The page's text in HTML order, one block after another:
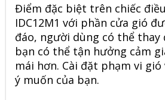
Điểm đặc biệt trên chiếc
IDC12M1 với phần cửa gió
đáo, người dùng có thể thay
bạn có thể tận hưởng cảm
mái hơn. Cài đặt phạm vi
ý muốn của bạn.